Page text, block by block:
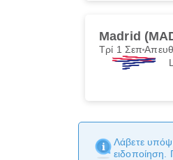
Madrid
Τρί 1 Σεπ
Λάβετε
ειδοποίηση.